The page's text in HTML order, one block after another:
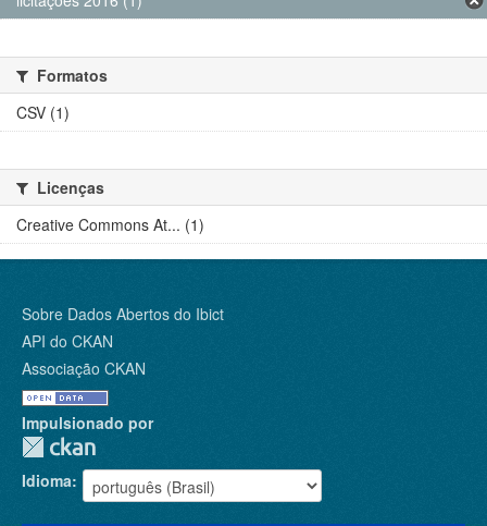
Formatos
CSV (1)
Licenças
Creative Commons At... (1)
Sobre Dados Abertos do Ibict
API do CKAN
Associação CKAN
Impulsionado por
Idioma